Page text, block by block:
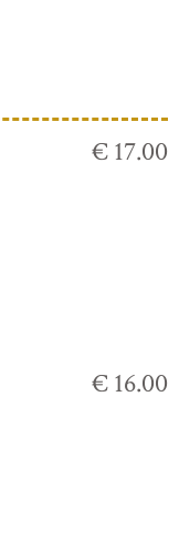
€ 17.00
€ 16.00